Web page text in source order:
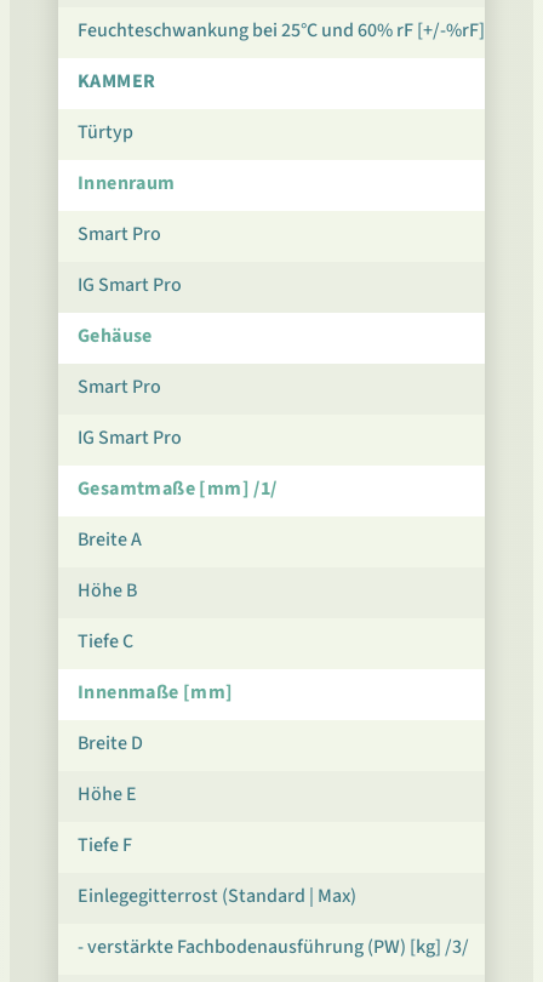
Feuchteschwankung bei 25°C und 60% rF [+/-%rF]
KAMMER
Türtyp
Innenraum
Smart Pro
IG Smart Pro
Gehäuse
Smart Pro
IG Smart Pro
Gesamtmaße [mm] /1/
Breite A
Höhe B
Tiefe C
Innenmaße [mm]
Breite D
Höhe E
Tiefe F
Einlegegitterrost (Standard | Max)
- verstärkte Fachbodenausführung (PW) [kg] /3/